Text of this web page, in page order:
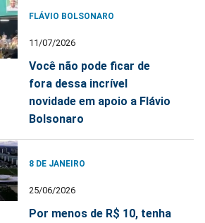
FLÁVIO BOLSONARO
11/07/2026
Você não pode ficar de
fora dessa incrível
novidade em apoio a Flávio
Bolsonaro
8 DE JANEIRO
25/06/2026
Por menos de R$ 10, tenha